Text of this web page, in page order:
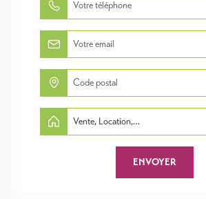
Vente, Location,Copropriété, Travaux/Démolition,...
ENVOYER